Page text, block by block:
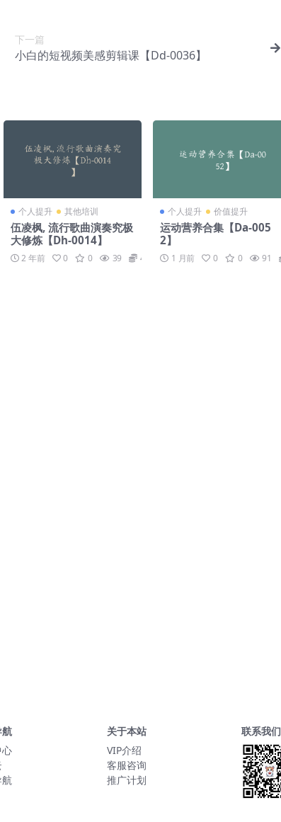
下一篇
小白的短视频美感剪辑课【Dd-0036】
个人提升 其他培训
伍凌枫, 流行歌曲演奏究极
大修炼【Dh-0014】
2 年前 0 0 39 49
个人提升 价值提升
运动营养合集【Da-005
2】
1 月前 0 0 91
航
关于本站
VIP介绍
客服咨询
推广计划
联系我们